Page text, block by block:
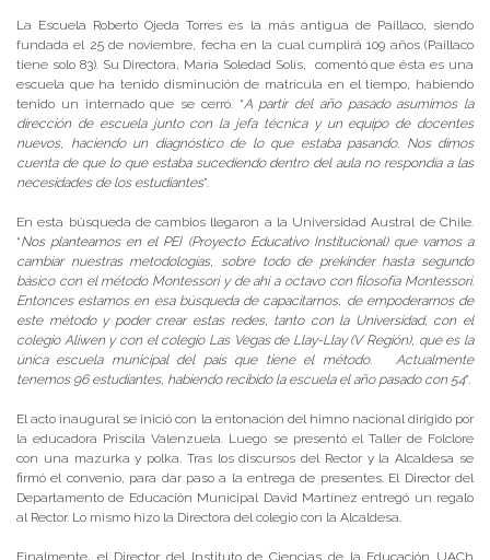
La Escuela Roberto Ojeda Torres es la más antigua de Paillaco, siendo
fundada el 25 de noviembre, fecha en la cual cumplirá 109 años (Paillaco
tiene solo 83). Su Directora, María Soledad Solís, comentó que ésta es una
escuela que ha tenido disminución de matrícula en el tiempo, habiendo
tenido un internado que se cerró. “A partir del año pasado asumimos la
dirección de escuela junto con la jefa técnica y un equipo de docentes
nuevos, haciendo un diagnóstico de lo que estaba pasando. Nos dimos
cuenta de que lo que estaba sucediendo dentro del aula no respondía a las
necesidades de los estudiantes”.
En esta búsqueda de cambios llegaron a la Universidad Austral de Chile.
“Nos planteamos en el PEI (Proyecto Educativo Institucional) que vamos a
cambiar nuestras metodologías, sobre todo de prekinder hasta segundo
básico con el método Montessori y de ahí a octavo con filosofía Montessori.
Entonces estamos en esa búsqueda de capacitarnos, de empoderarnos de
este método y poder crear estas redes, tanto con la Universidad, con el
colegio Aliwen y con el colegio Las Vegas de Llay-Llay (V Región), que es la
única escuela municipal del país que tiene el método. Actualmente
tenemos 96 estudiantes, habiendo recibido la escuela el año pasado con 54”.
El acto inaugural se inició con la entonación del himno nacional dirigido por
la educadora Priscila Valenzuela. Luego se presentó el Taller de Folclore
con una mazurka y polka. Tras los discursos del Rector y la Alcaldesa se
firmó el convenio, para dar paso a la entrega de presentes. El Director del
Departamento de Educación Municipal David Martínez entregó un regalo
al Rector. Lo mismo hizo la Directora del colegio con la Alcaldesa.
Finalmente, el Director del Instituto de Ciencias de la Educación UACh